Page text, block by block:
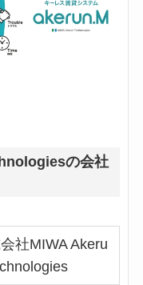
の会社
社MIWA Akeru